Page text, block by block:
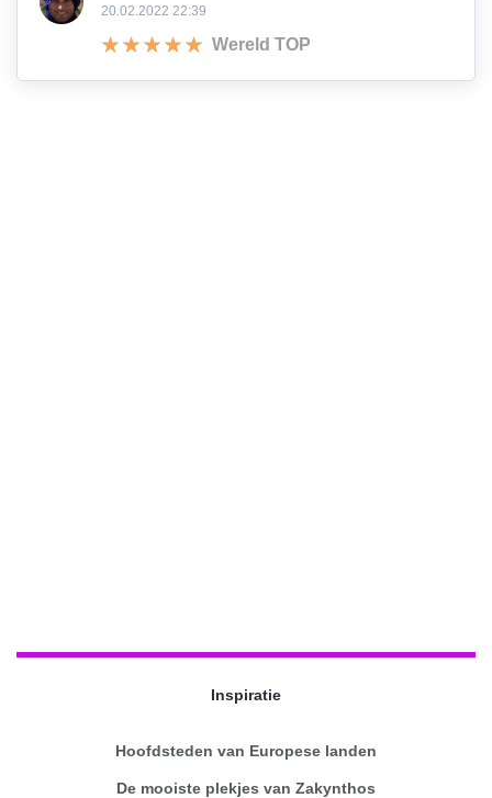
20.02.2022 22:39
Wereld TOP
Inspiratie
Hoofdsteden van Europese landen
De mooiste plekjes van Zakynthos